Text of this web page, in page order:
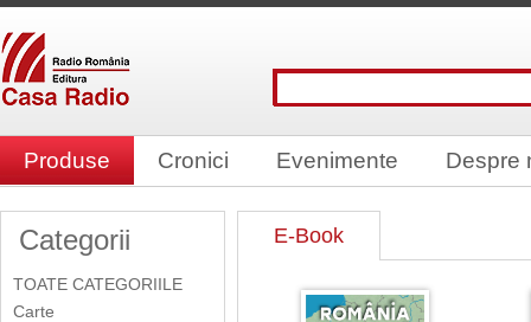
Produse Cronici Evenimente Despre
Categorii
TOATE CATEGORIILE
Carte
E-Book